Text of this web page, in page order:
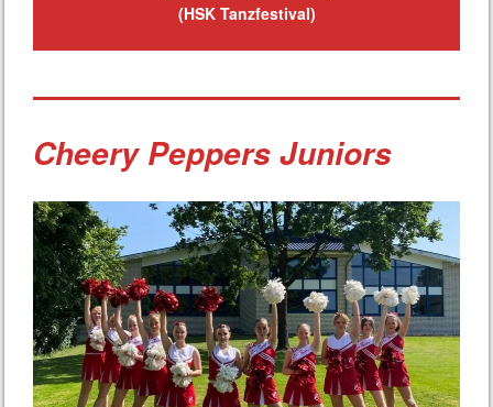
(HSK Tanzfestival)
Cheery Peppers Juniors